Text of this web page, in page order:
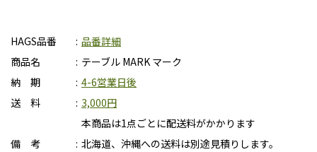
HAGS品番
品番詳細
商品名
テーブル MARK マーク
納 期
4-6営業日後
送 料
3,000円
本商品は1点ごとに配送料がかかります
備 考
北海道、沖縄への送料は別途見積りします。